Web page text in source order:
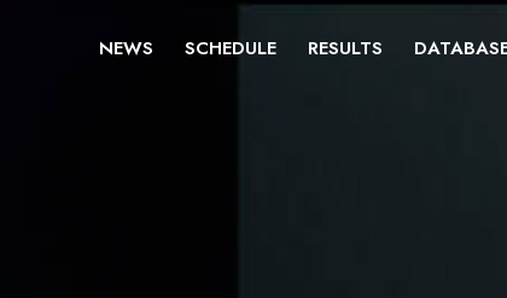
NEWS SCHEDULE RESULTS